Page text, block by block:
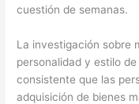
cuestión de semanas.
La investigación sobre
personalidad y estilo
consistente que las
adquisición de bienes